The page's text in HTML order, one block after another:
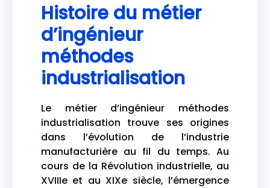
Histoire du métier
d’ingénieur
méthodes
industrialisation
Le métier d’ingénieur méthodes
industrialisation trouve ses origines
dans l’évolution de l’industrie
manufacturière au fil du temps. Au
cours de la Révolution industrielle, au
XVIIIe et au XIXe siècle, l’émergence